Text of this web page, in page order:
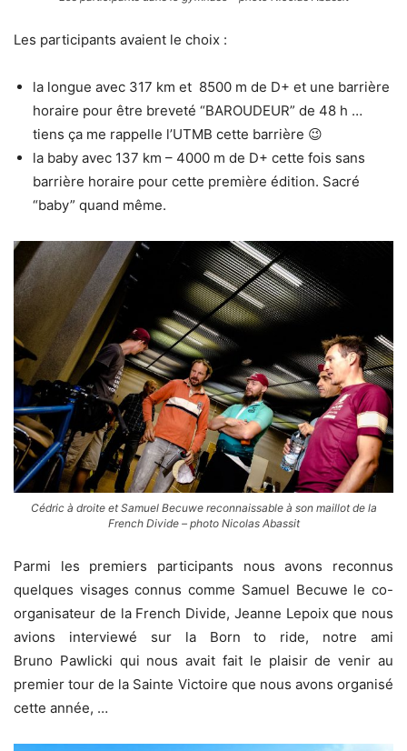
Les participants avaient le choix :
la longue avec 317 km et 8500 m de D+ et une barrière
horaire pour être breveté “BAROUDEUR” de 48 h …
tiens ça me rappelle l’UTMB cette barrière 😉
la baby avec 137 km – 4000 m de D+ cette fois sans
barrière horaire pour cette première édition. Sacré
“baby” quand même.
Cédric à droite et Samuel Becuwe reconnaissable à son maillot de la
French Divide – photo Nicolas Abassit
Parmi les premiers participants nous avons reconnus
quelques visages connus comme Samuel Becuwe le co-
organisateur de la French Divide, Jeanne Lepoix que nous
avions interviewé sur la Born to ride, notre ami
Bruno Pawlicki qui nous avait fait le plaisir de venir au
premier tour de la Sainte Victoire que nous avons organisé
cette année, …